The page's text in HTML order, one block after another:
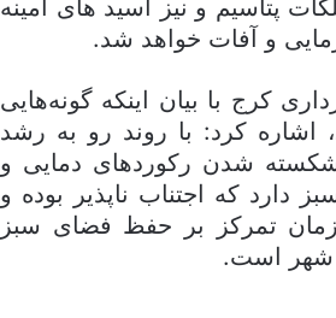
پتاسیم و نیز اسید های‌ امینه
و آفات خواهد شد.
کرج با بیان اینکه گونه‌هایی
اشاره کرد: با روند رو به رشد
شدن رکوردهای دمایی و
که اجتناب ناپذیر بوده و
تمرکز بر حفظ فضای سبز
شهر است.